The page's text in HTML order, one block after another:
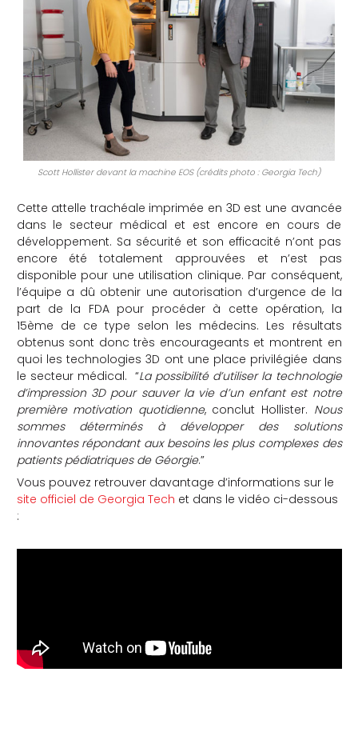
Scott Hollister devant la machine EOS (crédits photo : Georgia Tech)
Cette attelle trachéale imprimée en 3D est une avancée
dans le secteur médical et est encore en cours de
développement. Sa sécurité et son efficacité n’ont pas
encore été totalement approuvées et n’est pas
disponible pour une utilisation clinique. Par conséquent,
l’équipe a dû obtenir une autorisation d’urgence de la
part de la FDA pour procéder à cette opération, la
15ème de ce type selon les médecins. Les résultats
obtenus sont donc très encourageants et montrent en
quoi les technologies 3D ont une place privilégiée dans
le secteur médical. “La possibilité d’utiliser la technologie
d’impression 3D pour sauver la vie d’un enfant est notre
première motivation quotidienne, conclut Hollister. Nous
sommes déterminés à développer des solutions
innovantes répondant aux besoins les plus complexes des
patients pédiatriques de Géorgie.”
Vous pouvez retrouver davantage d’informations sur le
site officiel de Georgia Tech et dans le vidéo ci-dessous
: